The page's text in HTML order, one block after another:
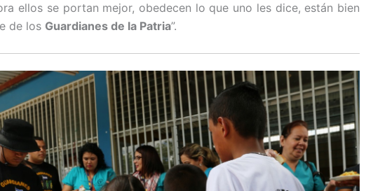
ellos se portan mejor, obedecen lo que uno les dice, están bien
de los Guardianes de la Patria”.